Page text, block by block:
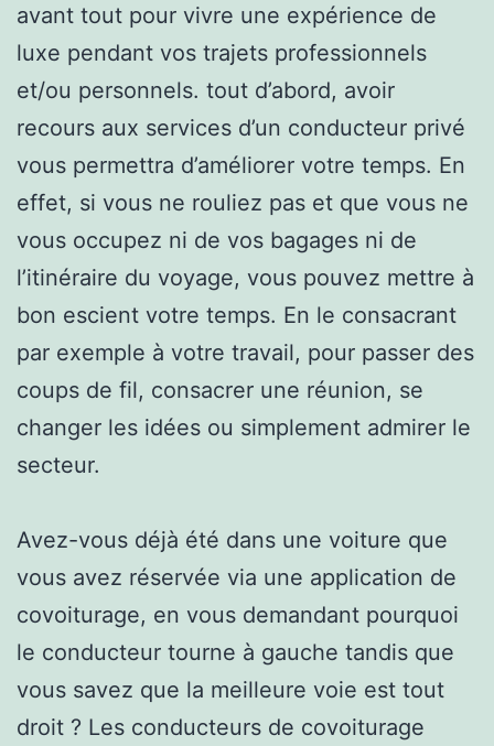
avant tout pour vivre une expérience de
luxe pendant vos trajets professionnels
et/ou personnels. tout d’abord, avoir
recours aux services d’un conducteur privé
vous permettra d’améliorer votre temps. En
effet, si vous ne rouliez pas et que vous ne
vous occupez ni de vos bagages ni de
l’itinéraire du voyage, vous pouvez mettre à
bon escient votre temps. En le consacrant
par exemple à votre travail, pour passer des
coups de fil, consacrer une réunion, se
changer les idées ou simplement admirer le
secteur.
Avez-vous déjà été dans une voiture que
vous avez réservée via une application de
covoiturage, en vous demandant pourquoi
le conducteur tourne à gauche tandis que
vous savez que la meilleure voie est tout
droit ? Les conducteurs de covoiturage